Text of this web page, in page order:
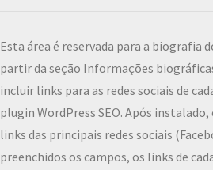
Esta área é reservada para a biografia
partir da seção Informações
incluir links para as redes sociais de
plugin WordPress SEO. Após
links das principais redes sociais
preenchidos os campos, os links de